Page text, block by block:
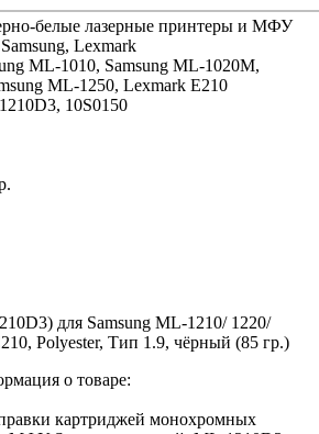
белые лазерные принтеры и МФУ
Samsung, Lexmark
ML-1010, Samsung ML-1020M,
ML-1250, Lexmark E210
10S0150
для Samsung ML-1210/ 1220/
Polyester, Тип 1.9, чёрный (85 гр.)
о товаре:
картриджей монохромных